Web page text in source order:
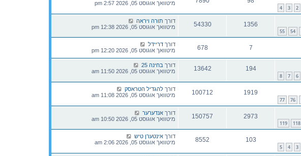
2
3
4
מיטוואך אוגוסט 05, 2026 2:57 pm
54
55
1356
54330 דורך תורה ויראה
מיטוואך אוגוסט 05, 2026 12:38 pm
7
678 דורך דריידל
מיטוואך אוגוסט 05, 2026 12:20 pm
6
7
8
194
13642 דורך בחינה 25
מיטוואך אוגוסט 05, 2026 11:50 am
76
77
1919
100712 דורך להגדיל הטראסק
מיטוואך אוגוסט 05, 2026 11:08 am
118
119
2973
150757 דורך אנדערער
מיטוואך אוגוסט 05, 2026 10:50 am
3
4
5
103
8552 דורך אינטערן טיש
מיטוואך אוגוסט 05, 2026 2:06 am